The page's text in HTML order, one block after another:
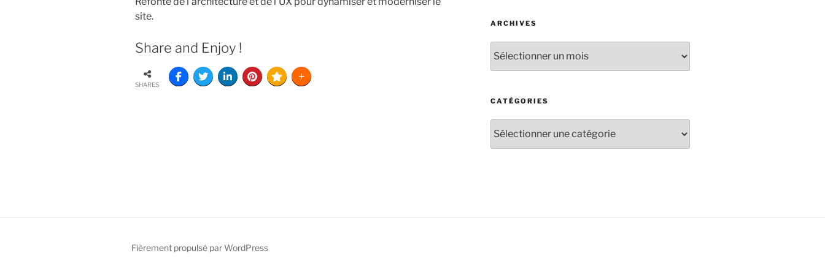
site.
Share and Enjoy !
SHARES
ARCHIVES
CATÉGORIES
Fièrement propulsé par WordPress